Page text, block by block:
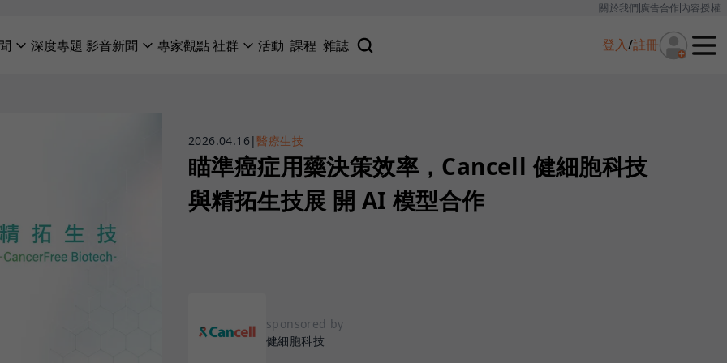
關於我們廣告合作內容授權
深度專題 影音新聞 專家觀點社群 活動 課程 雜誌 登入/註冊
2026.04.16|醫療生技
瞄準癌症用藥決策效率，Cancell 健細胞科技
與精拓生技展 開 AI 模型合作
sponsored by
健細胞科技